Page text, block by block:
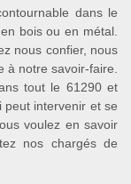
dans le
bois ou en métal.
nous confier, nous
à notre savoir-faire.
tout le 61290 et
peut intervenir et se
voulez en savoir
nos chargés de